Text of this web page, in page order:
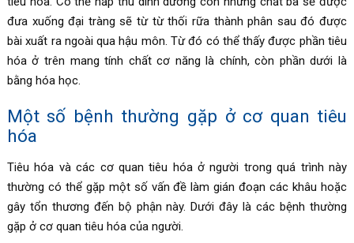
đưa xuống đại tràng sẽ từ từ thối rữa thành phân sau đó được
bài xuất ra ngoài qua hậu môn. Từ đó có thể thấy được phần tiêu
hóa ở trên mang tính chất cơ năng là chính, còn phần dưới là
bằng hóa học.
Một số bệnh thường gặp ở cơ quan tiêu
hóa
Tiêu hóa và các cơ quan tiêu hóa ở người trong quá trình này
thường có thể gặp một số vấn đề làm gián đoạn các khâu hoặc
gây tổn thương đến bộ phận này. Dưới đây là các bệnh thường
gặp ở cơ quan tiêu hóa của người.